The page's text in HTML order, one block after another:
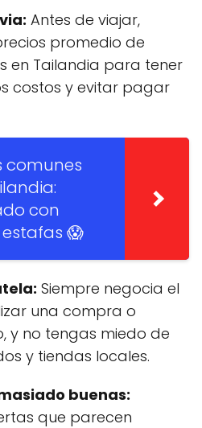
Antes de viajar,
promedio de
en Tailandia para tener
costos y evitar pagar
comunes
con
😱
Siempre negocia el
una compra o
y no tengas miedo de
y tiendas locales.
buenas:
que parecen